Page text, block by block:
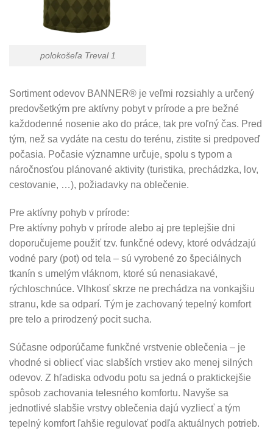
polokošeľa Treval 1
Sortiment odevov BANNER® je veľmi rozsiahly a určený
predovšetkým pre aktívny pobyt v prírode a pre bežné
každodenné nosenie ako do práce, tak pre voľný čas. Pred
tým, než sa vydáte na cestu do terénu, zistite si predpoveď
počasia. Počasie významne určuje, spolu s typom a
náročnosťou plánované aktivity (turistika, prechádzka, lov,
cestovanie, …), požiadavky na oblečenie.
Pre aktívny pohyb v prírode:
Pre aktívny pohyb v prírode alebo aj pre teplejšie dni
doporučujeme použiť tzv. funkčné odevy, ktoré odvádzajú
vodné pary (pot) od tela – sú vyrobené zo špeciálnych
tkanín s umelým vláknom, ktoré sú nenasiakavé,
rýchloschnúce. Vlhkosť skrze ne prechádza na vonkajšiu
stranu, kde sa odparí. Tým je zachovaný tepelný komfort
pre telo a prirodzený pocit sucha.
Súčasne odporúčame funkčné vrstvenie oblečenia – je
vhodné si obliecť viac slabších vrstiev ako menej silných
odevov. Z hľadiska odvodu potu sa jedná o praktickejšie
spôsob zachovania telesného komfortu. Navyše sa
jednotlivé slabšie vrstvy oblečenia dajú vyzliecť a tým
tepelný komfort ľahšie regulovať podľa aktuálnych potrieb.